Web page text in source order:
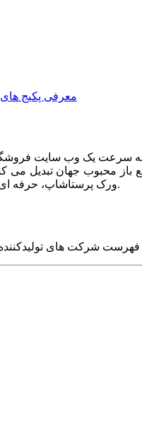
معرفی پکیج
محبوب جهان تبدیل می
ورک پرستاشاپ، حرفه ای ترین وب سایت های روز جهان را برای شما طراحی می کنیم.
فهرست شرکت های تولیدکننده